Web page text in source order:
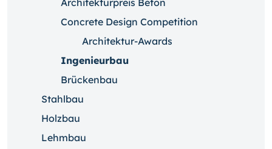
Architekturpreis Beton
Concrete Design Competition
Architektur-Awards
Ingenieurbau
Brückenbau
Stahlbau
Holzbau
Lehmbau